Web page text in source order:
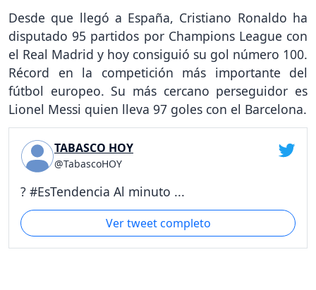
Desde que llegó a España, Cristiano Ronaldo ha
disputado 95 partidos por Champions League con
el Real Madrid y hoy consiguió su gol número 100.
Récord en la competición más importante del
fútbol europeo. Su más cercano perseguidor es
Lionel Messi quien lleva 97 goles con el Barcelona.
TABASCO HOY
@TabascoHOY
? #EsTendencia Al minuto ...
Ver tweet completo